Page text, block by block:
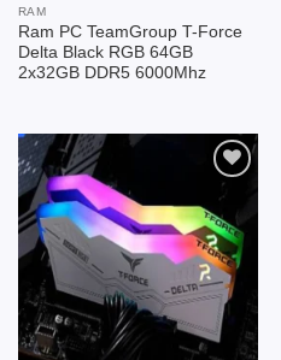
RAM
Ram PC TeamGroup T-Force
Delta Black RGB 64GB
2x32GB DDR5 6000Mhz
Add to
wishlist